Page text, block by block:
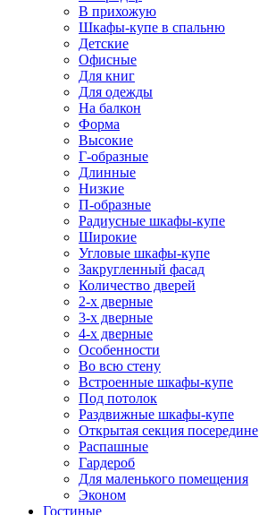
В прихожую
Шкафы-купе в спальню
Детские
Офисные
Для книг
Для одежды
На балкон
Форма
Высокие
Г-образные
Длинные
Низкие
П-образные
Радиусные шкафы-купе
Широкие
Угловые шкафы-купе
Закругленный фасад
Количество дверей
2-х дверные
3-х дверные
4-х дверные
Особенности
Во всю стену
Встроенные шкафы-купе
Под потолок
Раздвижные шкафы-купе
Открытая секция посередине
Распашные
Гардероб
Для маленького помещения
Эконом
Гостиные